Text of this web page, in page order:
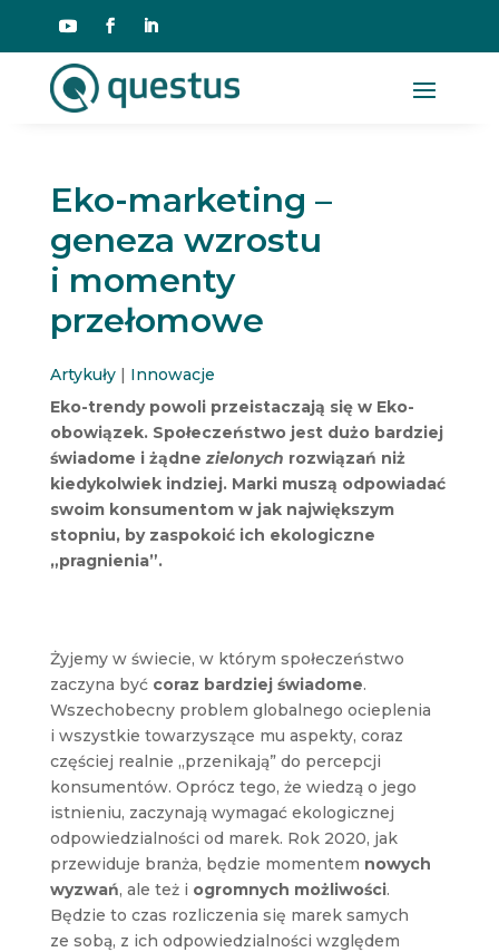
Eko-marketing –
geneza wzrostu
i momenty
przełomowe
Artykuły| Innowacje
Eko-trendy powoli przeistaczają się w Eko-
obowiązek. Społeczeństwo jest dużo bardziej
świadome i żądnezielonych rozwiązań niż
kiedykolwiek indziej. Marki muszą odpowiadać
swoim konsumentom w jak największym
stopniu, by zaspokoić ich ekologiczne
„pragnienia”.
Żyjemy w świecie, w którym społeczeństwo
zaczyna być coraz bardziej świadome.
Wszechobecny problem globalnego ocieplenia
i wszystkie towarzyszące mu aspekty, coraz
częściej realnie „przenikają” do percepcji
konsumentów. Oprócz tego, że wiedzą o jego
istnieniu, zaczynają wymagać ekologicznej
odpowiedzialności od marek. Rok 2020, jak
przewiduje branża, będzie momentem nowych
wyzwań, ale też i ogromnych możliwości.
Będzie to czas rozliczenia się marek samych
ze sobą, z ich odpowiedzialności względem